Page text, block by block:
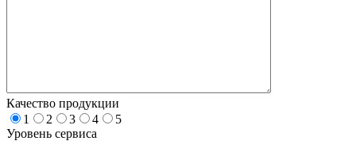
Качество продукции
1
2 3 4
5
Уровень сервиса